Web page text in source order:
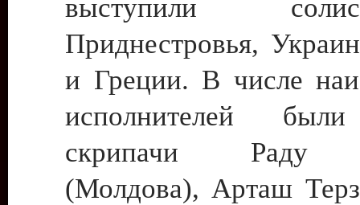
выступили
Приднестровья,
и Греции. В числе
исполнителей
скрипачи Раду
(Молдова), Арташ